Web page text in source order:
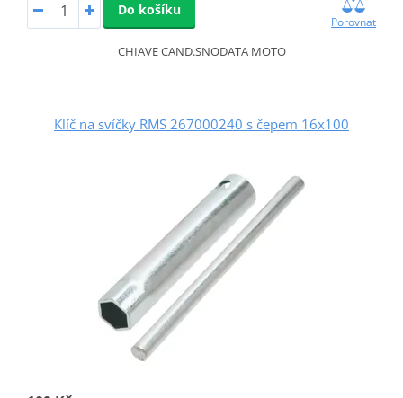
Do košíku
Porovnat
CHIAVE CAND.SNODATA MOTO
Klíč na svíčky RMS 267000240 s čepem 16x100